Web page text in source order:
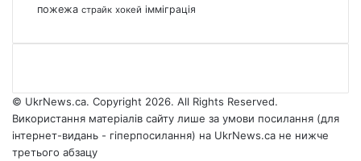
пожежа страйк хокей імміграція
© UkrNews.ca. Copyright 2026. All Rights Reserved.
Використання матеріалів сайту лише за умови посилання (для
інтернет-видань - гіперпосилання) на UkrNews.ca не нижче
третього абзацу